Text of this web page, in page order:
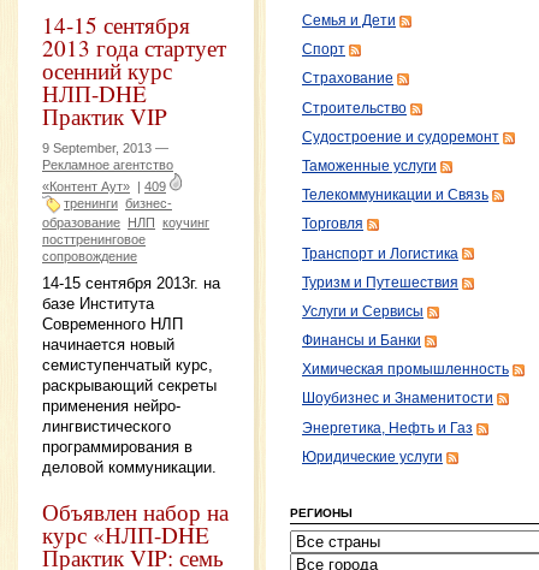
14-15 сентября
2013 года стартует
осенний курс
НЛП-DHE
Практик VIP
9 September, 2013 —
Рекламное агентство
«Контент Аут»
409
тренинги бизнес-
образование
НЛП
коучинг
посттренинговое
сопровождение
14-15 сентября 2013г. на
базе Института
Современного НЛП
начинается новый
семиступенчатый курс,
раскрывающий секреты
применения нейро-
лингвистического
программирования в
деловой коммуникации.
Объявлен набор на
курс «НЛП-DHE
Практик VIP: семь
Семья и Дети
Спорт
Страхование
Строительство
Судостроение и судоремонт
Таможенные услуги
Телекоммуникации и Связь
Торговля
Транспорт и Логистика
Туризм и Путешествия
Услуги и Сервисы
Финансы и Банки
Химическая промышленность
Шоубизнес и Знаменитости
Энергетика, Нефть и Газ
Юридические услуги
РЕГИОНЫ